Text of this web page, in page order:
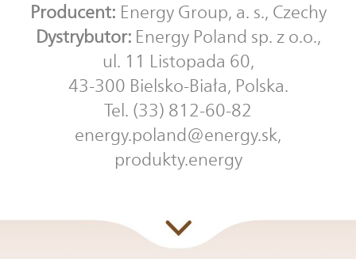
Producent: Energy Group, a. s., Czechy
Dystrybutor: Energy Poland sp. z o.o.,
ul. 11 Listopada 60,
43-300 Bielsko-Biała, Polska.
Tel. (33) 812-60-82
energy.poland@energy.sk,
produkty.energy